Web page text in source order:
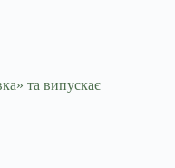
та випускає